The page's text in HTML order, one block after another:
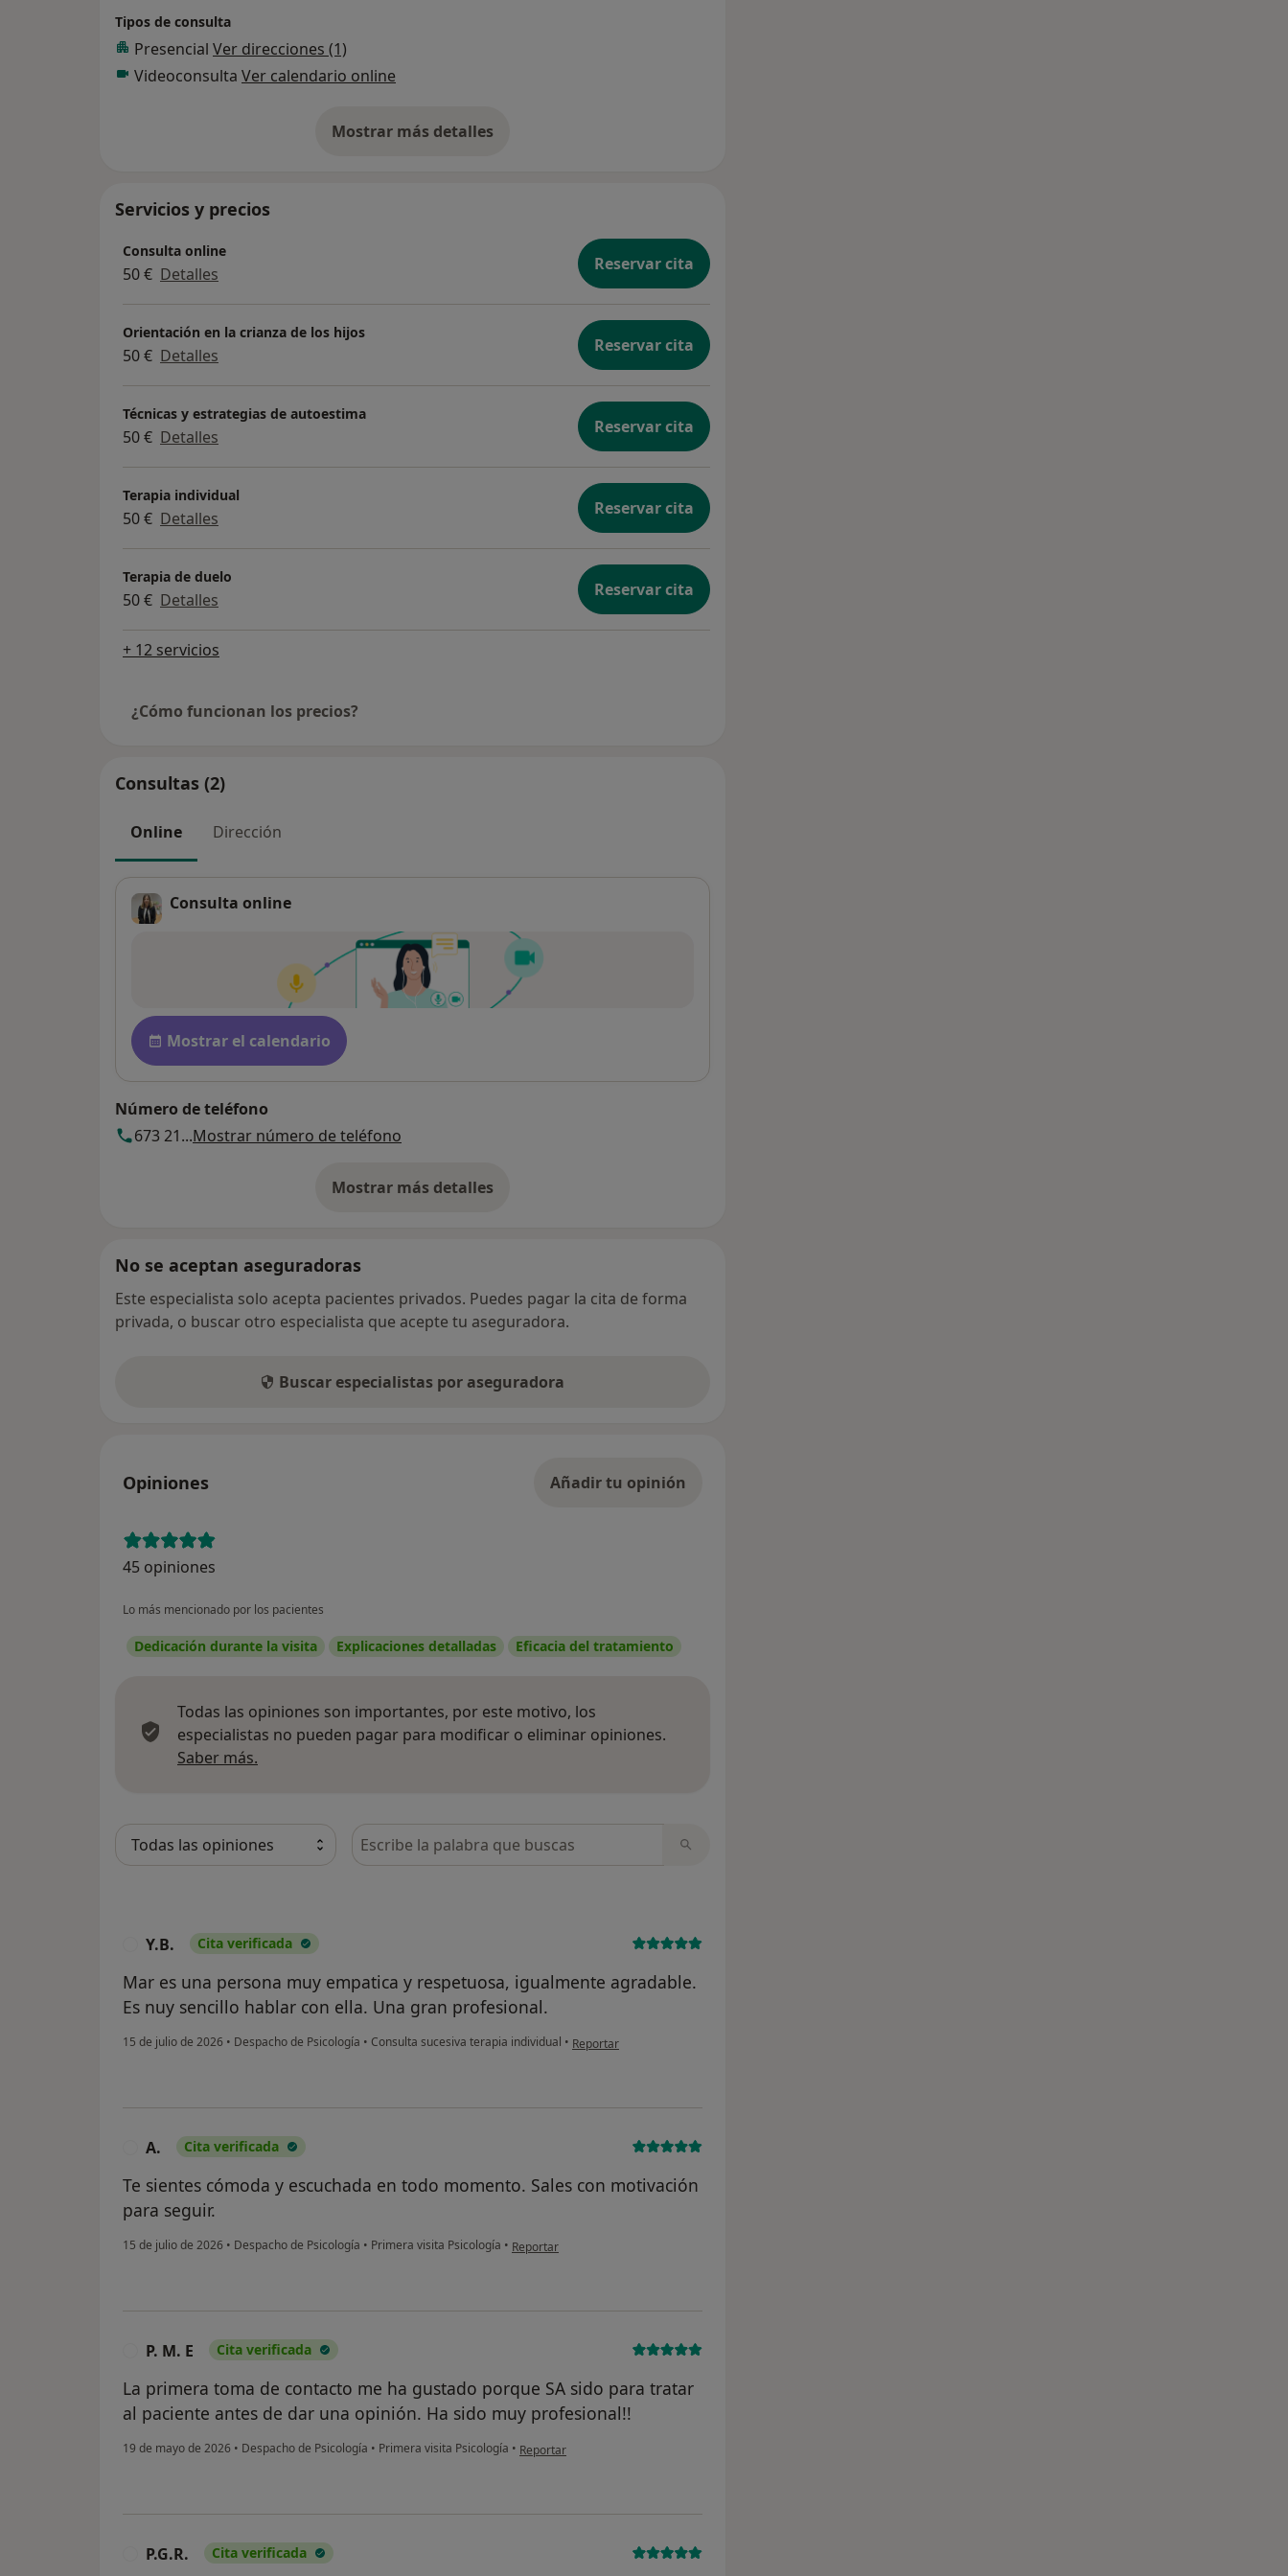
Tipos de consulta
Presencial Ver direcciones (1)
Videoconsulta Ver calendario online
Mostrar más detalles
sobre la experiencia
Servicios y precios
Consulta online
50 € Detalles Reservar cita
Orientación en la crianza de los hijos
50 € Detalles Reservar cita
Técnicas y estrategias de autoestima
50 € Detalles Reservar cita
Terapia individual
50 € Detalles Reservar cita
Terapia de duelo
50 € Detalles Reservar cita
+ 12 servicios
¿Cómo funcionan los precios?
Consultas (2)
Online Dirección
Consulta online
Disponibilidad
Mostrar el calendario
Número de teléfono
673 21...Mostrar número de teléfono
Mostrar más detalles
sobre la dirección
No se aceptan aseguradoras
Este especialista solo acepta pacientes privados. Puedes pagar la cita de forma
privada, o buscar otro especialista que acepte tu aseguradora.
Buscar especialistas por aseguradora
Opiniones Añadir tu opinión
45 opiniones
Lo más mencionado por los pacientes
Dedicación durante la visita Explicaciones detalladas Eficacia del tratamiento
Todas las opiniones son importantes, por este motivo, los
especialistas no pueden pagar para modificar o eliminar opiniones.
Saber más.
Busca en opiniones
Y.B. Cita verificada
Mar es una persona muy empatica y respetuosa, igualmente agradable.
Es nuy sencillo hablar con ella. Una gran profesional.
15 de julio de 2026 • Despacho de Psicología • Consulta sucesiva terapia individual • en opinión del usuario Y.B.
Reportar
A. Cita verificada
Te sientes cómoda y escuchada en todo momento. Sales con motivación
para seguir.
15 de julio de 2026 • Despacho de Psicología • Primera visita Psicología • en opinión del usuario A.
Reportar
P. M. E Cita verificada
La primera toma de contacto me ha gustado porque SA sido para tratar
al paciente antes de dar una opinión. Ha sido muy profesional!!
19 de mayo de 2026 • Despacho de Psicología • Primera visita Psicología • en opinión del usuario P. M. E
Reportar
P.G.R. Cita verificada